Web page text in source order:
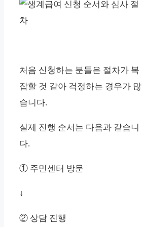
처음 신청하는 분들은 절차가 복
잡할 것 같아 걱정하는 경우가 많
습니다.
실제 진행 순서는 다음과 같습니
다.
① 주민센터 방문
↓
② 상담 진행